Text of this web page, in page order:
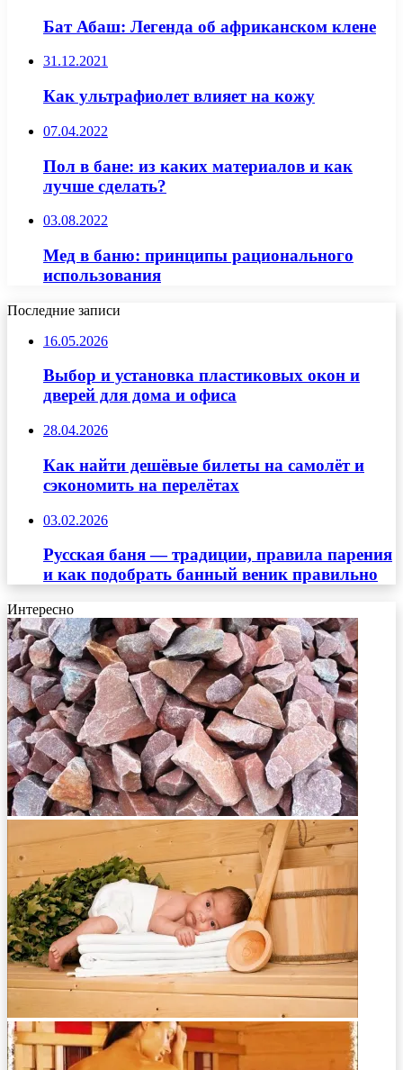
Бат Абаш: Легенда об африканском клене
31.12.2021
Как ультрафиолет влияет на кожу
07.04.2022
Пол в бане: из каких материалов и как
лучше сделать?
03.08.2022
Мед в баню: принципы рационального
использования
Последние записи
16.05.2026
Выбор и установка пластиковых окон и
дверей для дома и офиса
28.04.2026
Как найти дешёвые билеты на самолёт и
сэкономить на перелётах
03.02.2026
Русская баня — традиции, правила парения
и как подобрать банный веник правильно
Интересно